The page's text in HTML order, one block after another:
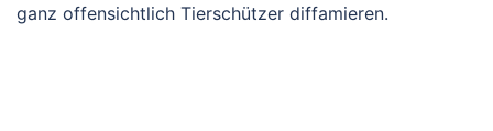
ganz offensichtlich Tierschützer diffamieren.